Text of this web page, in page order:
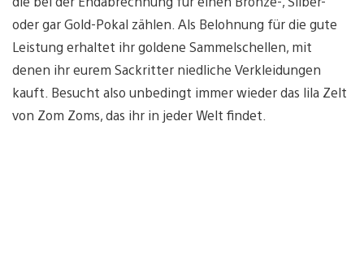
oder gar Gold-Pokal zählen. Als Belohnung für die gute
Leistung erhaltet ihr goldene Sammelschellen, mit
denen ihr eurem Sackritter niedliche Verkleidungen
kauft. Besucht also unbedingt immer wieder das lila Zelt
von Zom Zoms, das ihr in jeder Welt findet.